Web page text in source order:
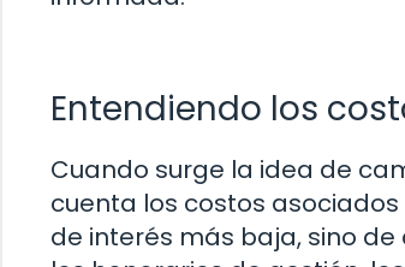
Entendiendo los
Cuando surge la idea de
cuenta los costos
de interés más baja, sino